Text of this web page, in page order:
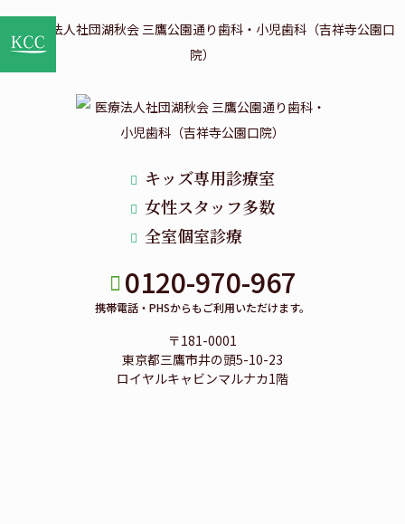
キッズ専用診療室
女性スタッフ多数
全室個室診療
0120-970-967
携帯電話・PHSからもご利用いただけます。
〒181-0001
東京都三鷹市井の頭5-10-23
ロイヤルキャビンマルナカ1階